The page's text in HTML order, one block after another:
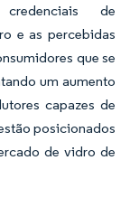
de
e as percebidas
que se
um aumento
capazes de
posicionados
de vidro de